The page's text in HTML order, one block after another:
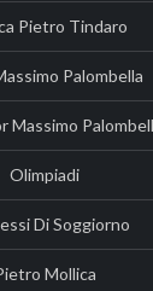
Pietro Tindaro
Palombella
Massimo
Olimpiadi
Di Soggiorno
Mollica